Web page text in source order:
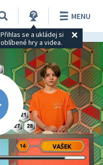
Přihlas se a ukládej si
oblíbené hry a videa.
MENU